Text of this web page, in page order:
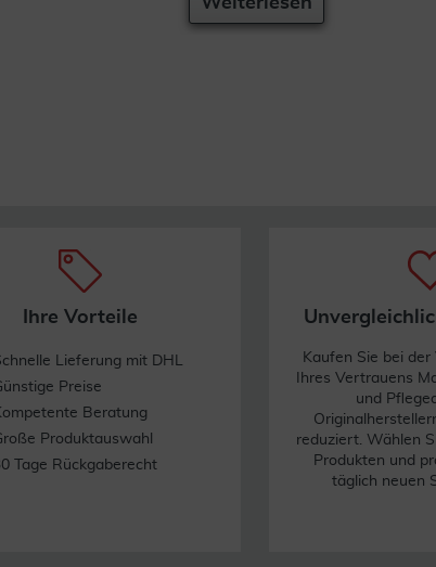
Ihre Vorteile
Lieferung mit DHL
Preise
Beratung
Produktauswahl
Tage Rückgaberecht
Kaufen Sie bei
Ihres Vertrauens
und
reduziert. Wählen
Produkten und
täglich neuen